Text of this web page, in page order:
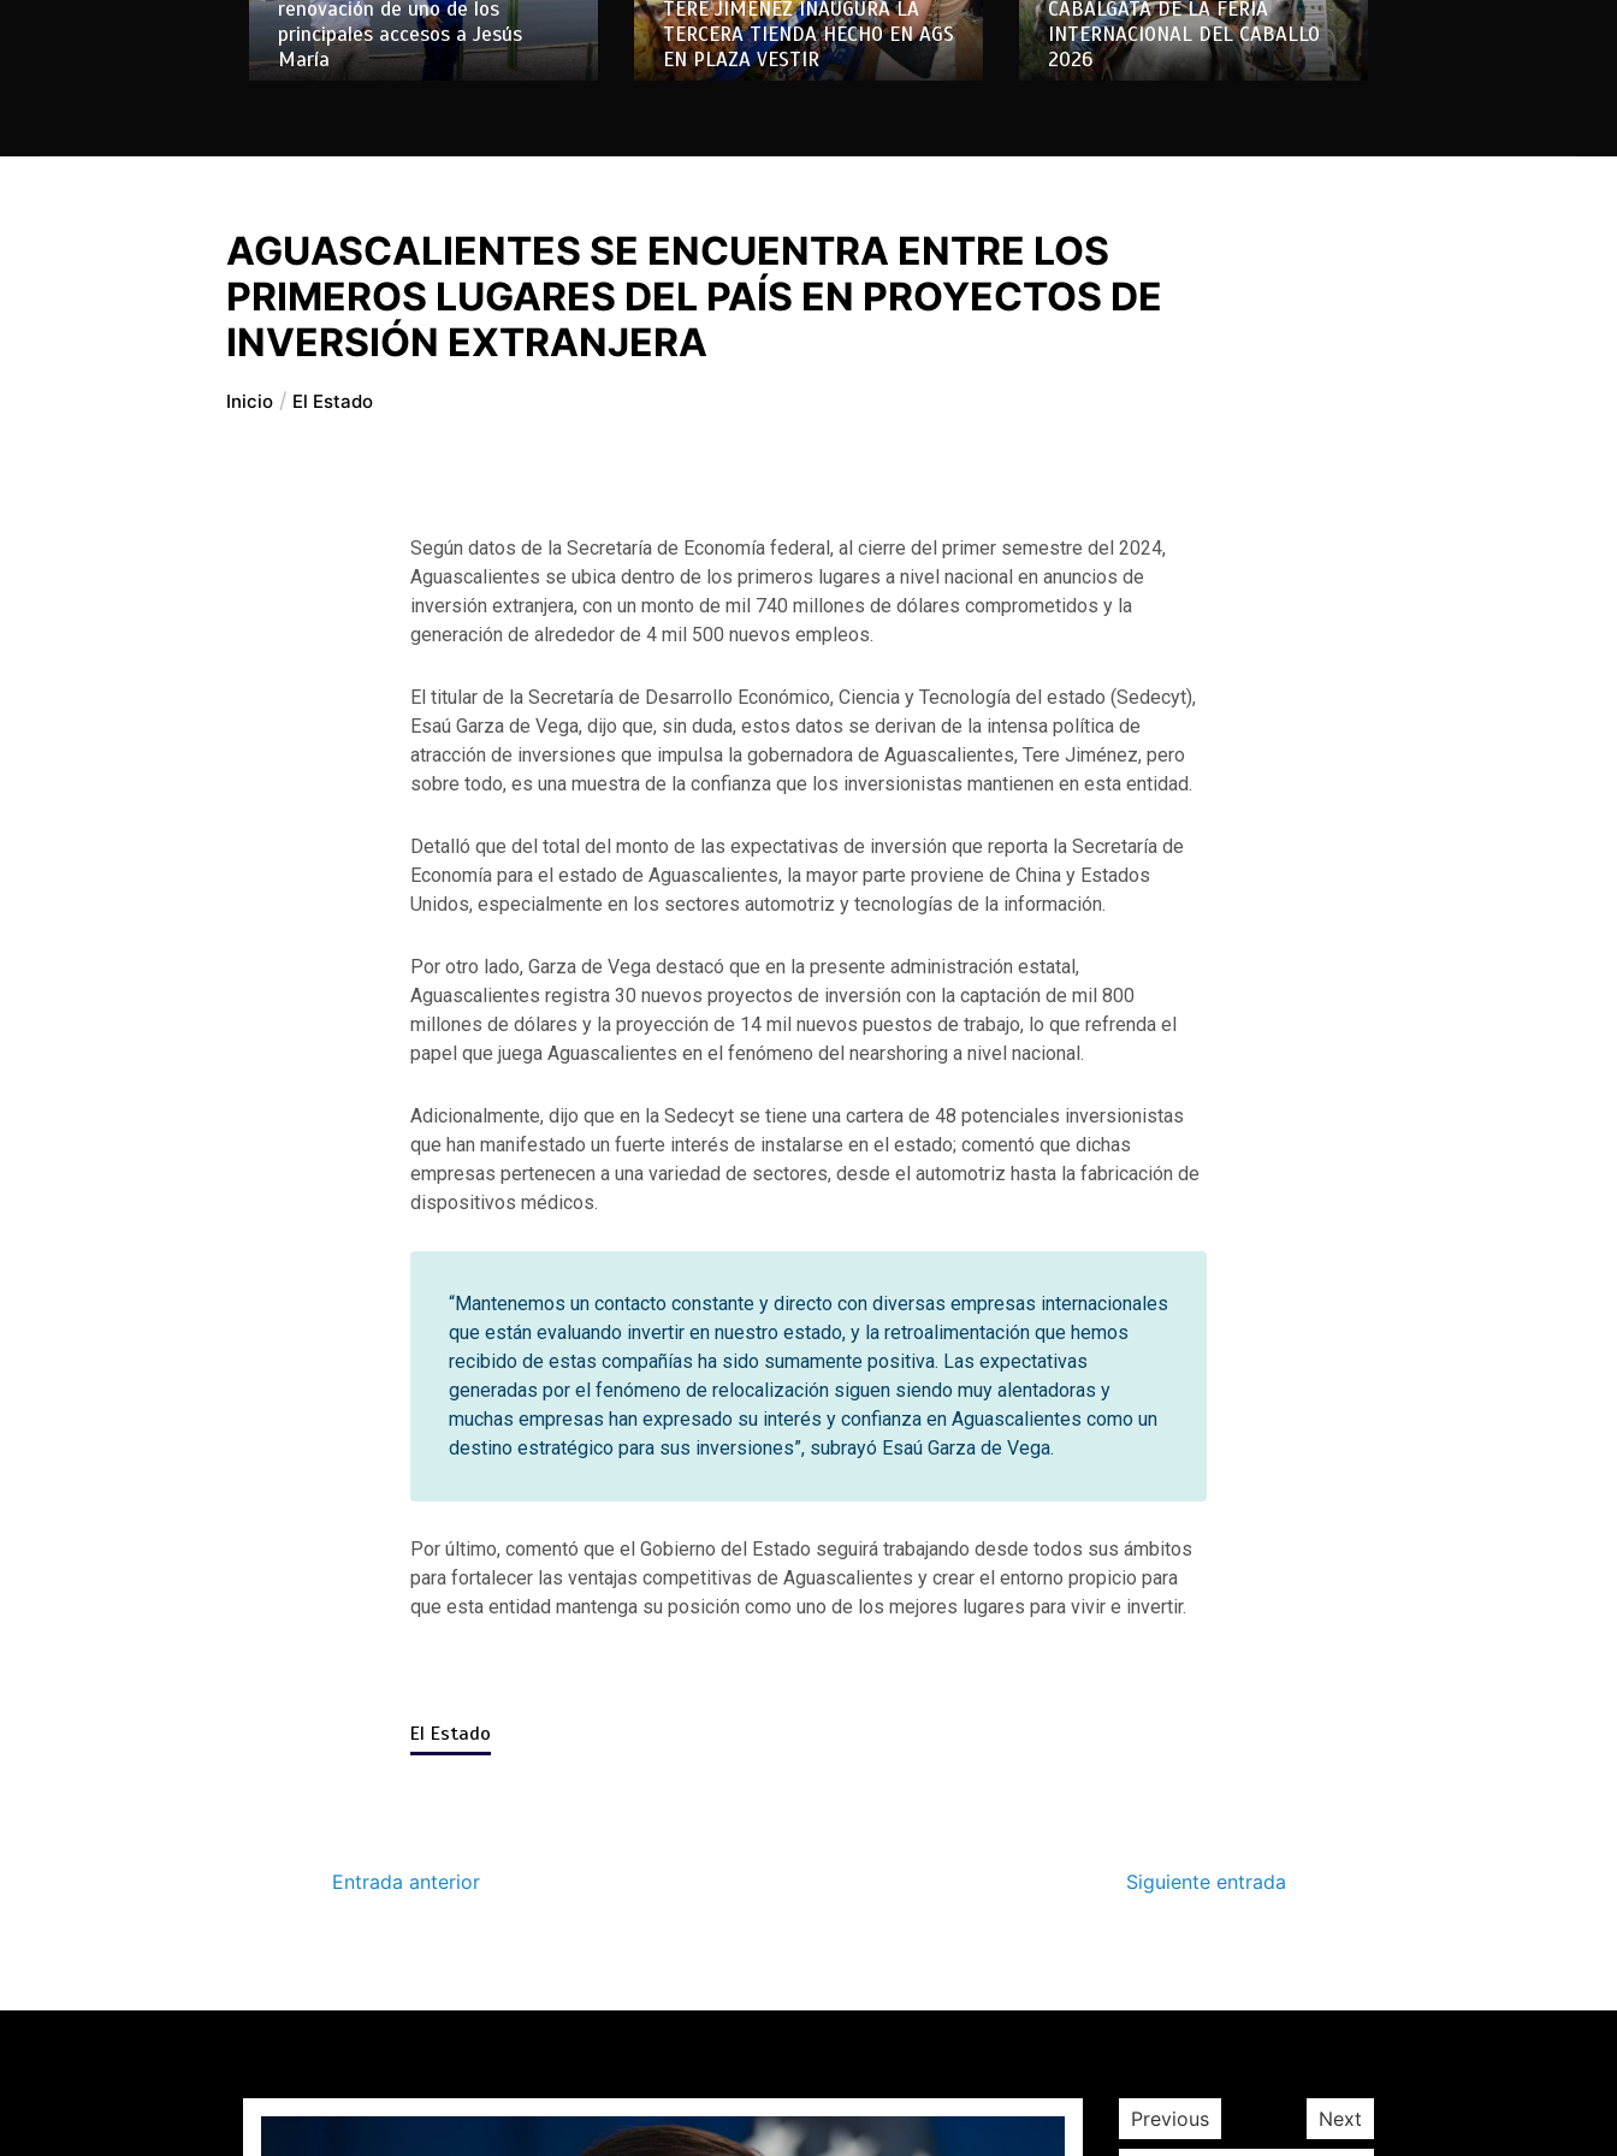
renovación de uno de los
principales accesos a Jesús
María
TERE JIMÉNEZ INAUGURA LA
TERCERA TIENDA HECHO EN AGS
EN PLAZA VESTIR
CABALGATA DE LA FERIA
INTERNACIONAL DEL CABALLO
2026
AGUASCALIENTES SE ENCUENTRA ENTRE LOS
PRIMEROS LUGARES DEL PAÍS EN PROYECTOS DE
INVERSIÓN EXTRANJERA
Inicio El Estado
Según datos de la Secretaría de Economía federal, al cierre del primer semestre del 2024,
Aguascalientes se ubica dentro de los primeros lugares a nivel nacional en anuncios de
inversión extranjera, con un monto de mil 740 millones de dólares comprometidos y la
generación de alrededor de 4 mil 500 nuevos empleos.
El titular de la Secretaría de Desarrollo Económico, Ciencia y Tecnología del estado (Sedecyt),
Esaú Garza de Vega, dijo que, sin duda, estos datos se derivan de la intensa política de
atracción de inversiones que impulsa la gobernadora de Aguascalientes, Tere Jiménez, pero
sobre todo, es una muestra de la confianza que los inversionistas mantienen en esta entidad.
Detalló que del total del monto de las expectativas de inversión que reporta la Secretaría de
Economía para el estado de Aguascalientes, la mayor parte proviene de China y Estados
Unidos, especialmente en los sectores automotriz y tecnologías de la información.
Por otro lado, Garza de Vega destacó que en la presente administración estatal,
Aguascalientes registra 30 nuevos proyectos de inversión con la captación de mil 800
millones de dólares y la proyección de 14 mil nuevos puestos de trabajo, lo que refrenda el
papel que juega Aguascalientes en el fenómeno del nearshoring a nivel nacional.
Adicionalmente, dijo que en la Sedecyt se tiene una cartera de 48 potenciales inversionistas
que han manifestado un fuerte interés de instalarse en el estado; comentó que dichas
empresas pertenecen a una variedad de sectores, desde el automotriz hasta la fabricación de
dispositivos médicos.
“Mantenemos un contacto constante y directo con diversas empresas internacionales
que están evaluando invertir en nuestro estado, y la retroalimentación que hemos
recibido de estas compañías ha sido sumamente positiva. Las expectativas
generadas por el fenómeno de relocalización siguen siendo muy alentadoras y
muchas empresas han expresado su interés y confianza en Aguascalientes como un
destino estratégico para sus inversiones”, subrayó Esaú Garza de Vega.
Por último, comentó que el Gobierno del Estado seguirá trabajando desde todos sus ámbitos
para fortalecer las ventajas competitivas de Aguascalientes y crear el entorno propicio para
que esta entidad mantenga su posición como uno de los mejores lugares para vivir e invertir.
El Estado
Entrada anterior Siguiente entrada
Previous Next